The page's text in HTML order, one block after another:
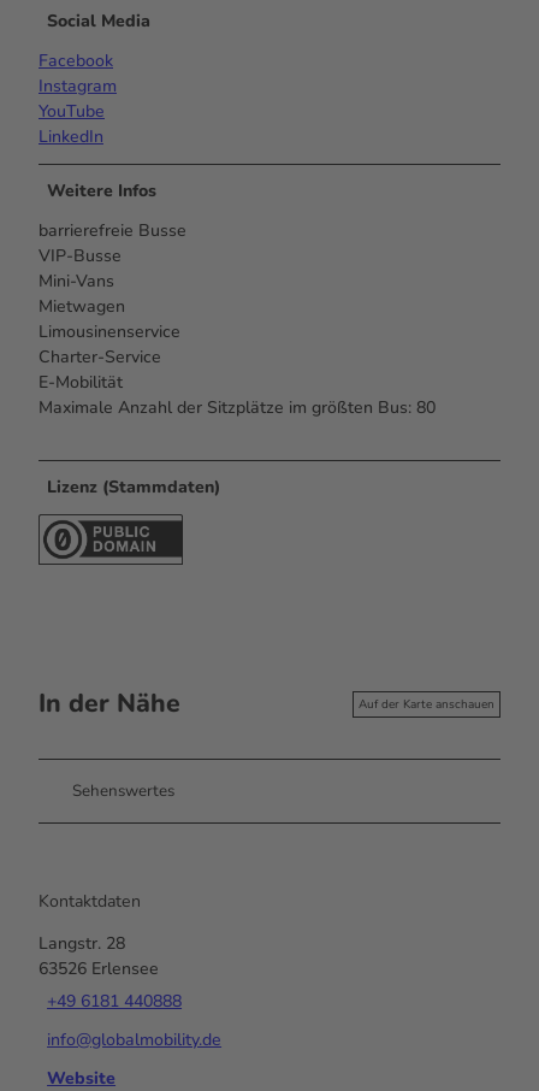
Social Media
Facebook
Instagram
YouTube
LinkedIn
Weitere Infos
barrierefreie Busse
VIP-Busse
Mini-Vans
Mietwagen
Limousinenservice
Charter-Service
E-Mobilität
Maximale Anzahl der Sitzplätze im größten Bus: 80
Lizenz (Stammdaten)
In der Nähe Auf der Karte anschauen
Sehenswertes
Kontaktdaten
Langstr. 28
63526 Erlensee
+49 6181 440888
info@globalmobility.de
Website